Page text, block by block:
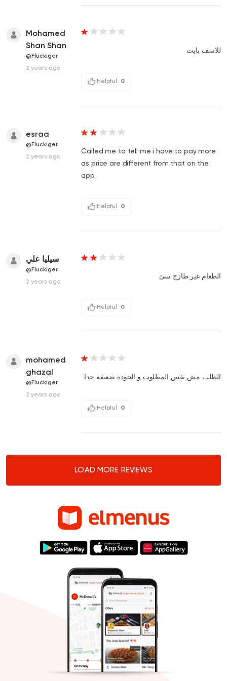
Mohamed
Shan Shan
@Fluckiger
2 years ago
للاسف بايت
Helpful 0
esraa
@Fluckiger
2 years ago
Called me to tell me i have to pay more
as price are different from that on the
app
Helpful 0
سيليا علي
@Fluckiger
2 years ago
الطعام غير طازج سئ
Helpful 0
mohamed
ghazal
@Fluckiger
2 years ago
الطلب مش نفس المطلوب و الجودة ضعيفه جدا
Helpful 0
LOAD MORE REVIEWS